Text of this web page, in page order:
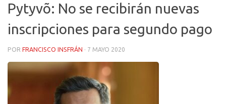
Pytyvõ: No se recibirán nuevas
inscripciones para segundo pago
POR FRANCISCO INSFRÁN · 7 MAYO 2020